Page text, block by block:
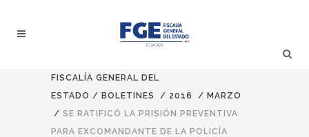
FISCALÍA GENERAL DEL
ESTADO / BOLETINES / 2016 / MARZO
/ SE RATIFICÓ LA PRISIÓN PREVENTIVA
PARA EXCOMANDANTE DE LA POLICÍA